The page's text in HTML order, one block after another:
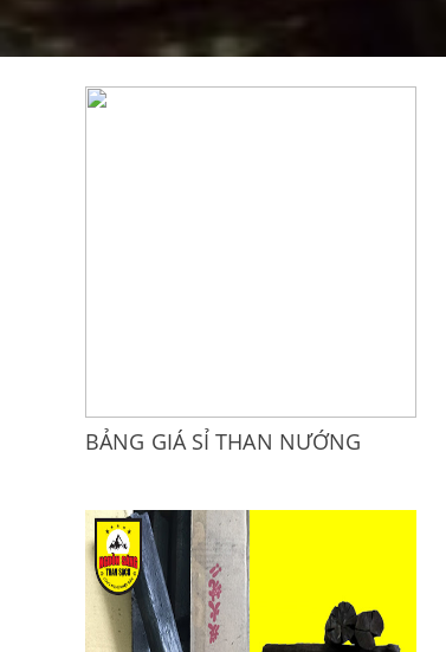
BẢNG GIÁ SỈ THAN NƯỚNG
BẢNG GIÁ SỈ THAN NƯỚNG KHÔNG
KHÓI 2023.GIÁ SỈ TẠI KHO HCM - SỐ
LƯỢNG ĐẦU TẤNBảng giá tham khảo